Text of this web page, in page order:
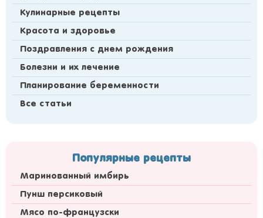
Кулинарные рецепты
Красота и здоровье
Поздравления с днем рождения
Болезни и их лечение
Планирование беременности
Все статьи
Популярные рецепты
Маринованный имбирь
Пунш персиковый
Мясо по-французски